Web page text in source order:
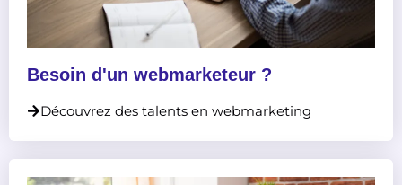
Besoin d'un webmarketeur ?
Découvrez des talents en webmarketing